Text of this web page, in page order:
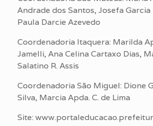
Andrade dos Santos, Josefa Garcia
Paula Darcie Azevedo
Coordenadoria Itaquera: Marilda
Jamelli, Ana Celina Cartaxo Dias,
Salatino R. Assis
Coordenadoria São Miguel: Dione
Silva, Marcia Apda. C. de Lima
Site: